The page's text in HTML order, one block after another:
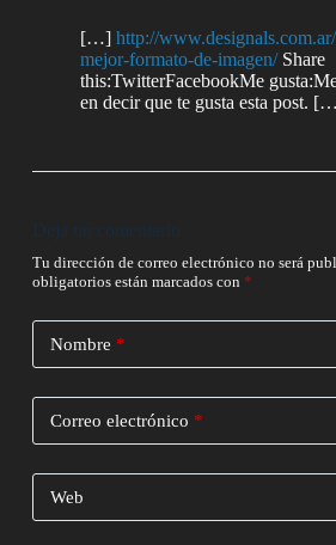
[…] http://
mejor-formato-de-imagen/Share
this:TwitterFacebookMe
en decir que te gusta esta post.
Deja un comentario
Tu dirección de correo electrónico no será
obligatorios están marcados con *
Nombre *
Correo electrónico *
Web